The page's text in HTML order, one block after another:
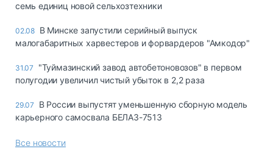
семь единиц новой сельхозтехники
02.08 В Минске запустили серийный выпуск
малогабаритных харвестеров и форвардеров "Амкодор"
31.07
"Туймазинский завод автобетоновозов" в первом
полугодии увеличил чистый убыток в 2,2 раза
29.07
В России выпустят уменьшенную сборную модель
карьерного самосвала БЕЛАЗ-7513
Все новости